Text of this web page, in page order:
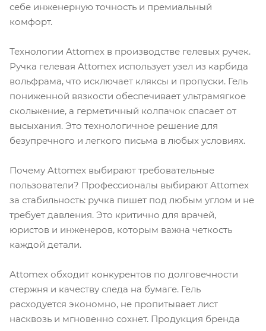
себе инженерную точность и премиальный
комфорт.
Технологии Attomex в производстве гелевых ручек.
Ручка гелевая Attomex использует узел из карбида
вольфрама, что исключает кляксы и пропуски. Гель
пониженной вязкости обеспечивает ультрамягкое
скольжение, а герметичный колпачок спасает от
высыхания. Это технологичное решение для
безупречного и легкого письма в любых условиях.
Почему Attomex выбирают требовательные
пользователи? Профессионалы выбирают Attomex
за стабильность: ручка пишет под любым углом и не
требует давления. Это критично для врачей,
юристов и инженеров, которым важна четкость
каждой детали.
Attomex обходит конкурентов по долговечности
стержня и качеству следа на бумаге. Гель
расходуется экономно, не пропитывает лист
насквозь и мгновенно сохнет. Продукция бренда